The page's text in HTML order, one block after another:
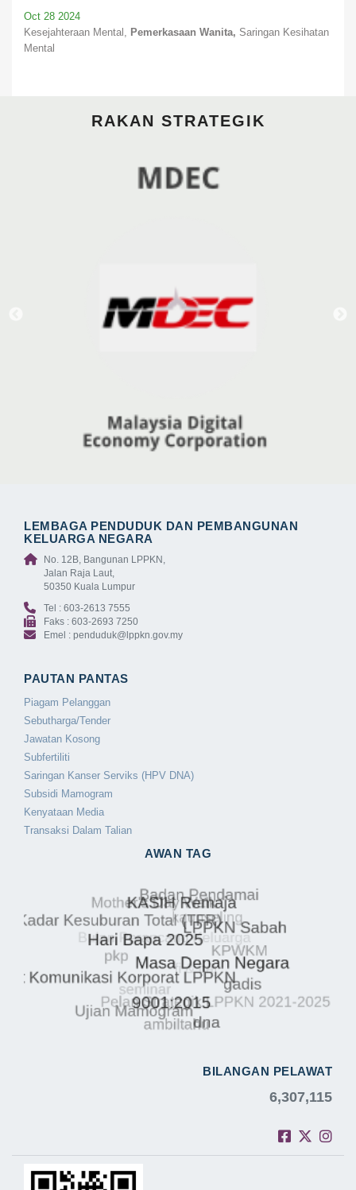
Oct 28 2024
Kesejahteraan Mental,
Pemerkasaan Wanita, Saringan Kesihatan
Mental
RAKAN STRATEGIK
LEMBAGA PENDUDUK DAN PEMBANGUNAN
KELUARGA NEGARA
No. 12B, Bangunan LPPKN,
Jalan Raja Laut,
50350 Kuala Lumpur
Tel : 603-2613 7555
Faks : 603-2693 7250
Emel : penduduk@lppkn.gov.my
PAUTAN PANTAS
Piagam Pelanggan
Sebutharga/Tender
Jawatan Kosong
Subfertiliti
Saringan Kanser Serviks (HPV DNA)
Subsidi Mamogram
Kenyataan Media
Transaksi Dalam Talian
AWAN TAG
BILANGAN PELAWAT
6,307,115